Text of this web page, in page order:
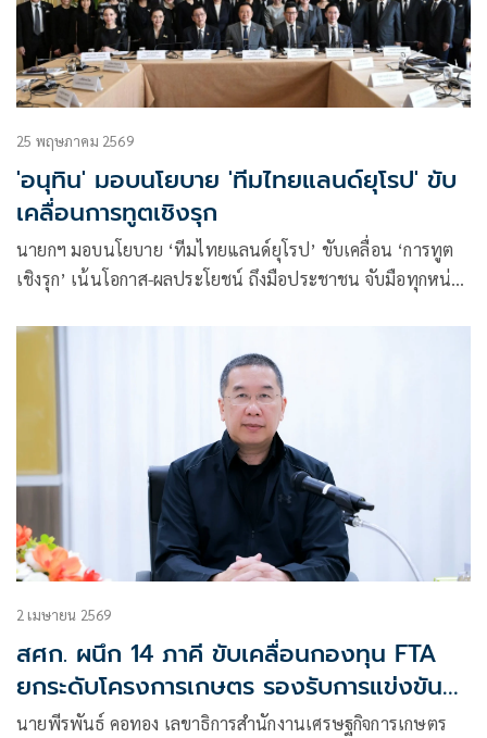
25 พฤษภาคม 2569
'อนุทิน' มอบนโยบาย 'ทีมไทยแลนด์ยุโรป' ขับ
เคลื่อนการทูตเชิงรุก
นายกฯ มอบนโยบาย ‘ทีมไทยแลนด์ยุโรป’ ขับเคลื่อน ‘การทูต
เชิงรุก’ เน้นโอกาส-ผลประโยชน์ ถึงมือประชาชน จับมือทุกหน่วย
2 เมษายน 2569
สศก. ผนึก 14 ภาคี ขับเคลื่อนกองทุน FTA
ยกระดับโครงการเกษตร รองรับการแข่งขัน
ภายใต้การค้าเสรี
นายพีรพันธ์ คอทอง เลขาธิการสำนักงานเศรษฐกิจการเกษตร